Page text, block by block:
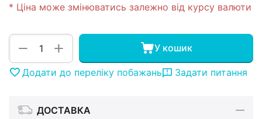
* Ціна може змінюватись залежно від курсу валюти
+
− У кошик
Додати до переліку побажань Задати питання
ДОСТАВКА